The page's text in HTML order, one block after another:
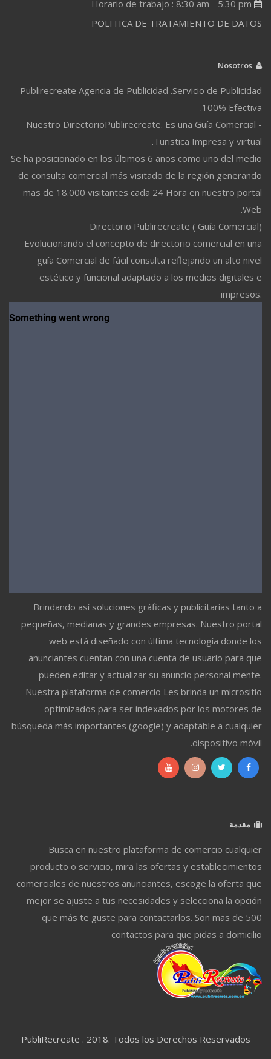
POLITICA DE TRATAMIENTO DE DATOS
Publirecreate Agencia de Publicidad .Servicio de Publicidad
100% Efectiva.
Nuestro DirectorioPublirecreate. Es una Guía Comercial -
Turistica Impresa y virtual.
Se ha posicionado en los últimos 6 años como uno del medio
de consulta comercial más visitado de la región generando
mas de 18.000 visitantes cada 24 Hora en nuestro portal
Web.
Directorio Publirecreate ( Guía Comercial)
Evolucionando el concepto de directorio comercial en una
guía Comercial de fácil consulta reflejando un alto nivel
estético y funcional adaptado a los medios digitales e
impresos.
Brindando así soluciones gráficas y publicitarias tanto a
pequeñas, medianas y grandes empresas. Nuestro portal
web está diseñado con última tecnología donde los
anunciantes cuentan con una cuenta de usuario para que
pueden editar y actualizar su anuncio personal mente.
Nuestra plataforma de comercio Les brinda un micrositio
optimizados para ser indexados por los motores de
búsqueda más importantes (google) y adaptable a cualquier
dispositivo móvil.
مقدمة
Busca en nuestro plataforma de comercio cualquier
producto o servicio, mira las ofertas y establecimientos
comerciales de nuestros anunciantes, escoge la oferta que
mejor se ajuste a tus necesidades y selecciona la opción
que más te guste para contactarlos. Son mas de 500
contactos para que pidas a domicilio
PubliRecreate . 2018. Todos los Derechos Reservados